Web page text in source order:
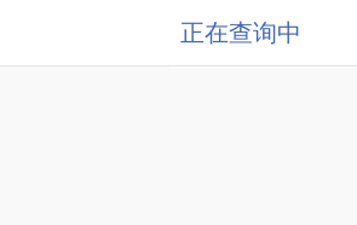
正在查询中